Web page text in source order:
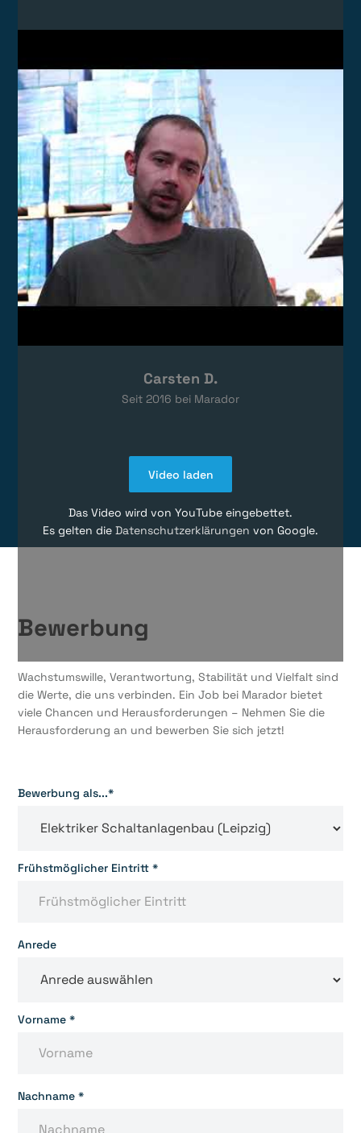
Das Video wird von YouTube eingebettet.
Es gelten die
Datenschutzerklärungen
Video laden
Das Video wird von YouTube eingebettet.
Es gelten die Datenschutzerklärungen von Google.
Carsten D.
Seit 2016 bei Marador
Bewerbung
Wachstumswille, Verantwortung, Stabilität und Vielfalt sind
die Werte, die uns verbinden. Ein Job bei Marador bietet
viele Chancen und Herausforderungen – Nehmen Sie die
Herausforderung an und bewerben Sie sich jetzt!
Bewerbung als...*
Frühstmöglicher Eintritt *
Anrede
Vorname *
Nachname *